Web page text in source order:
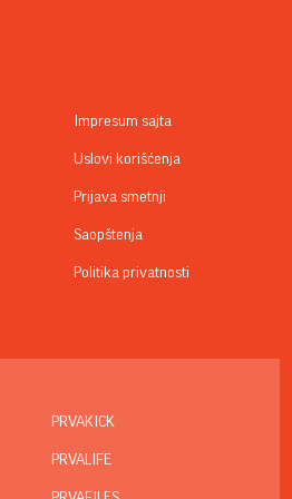
Impresum sajta
Uslovi korišćenja
Prijava smetnji
Saopštenja
Politika privatnosti
PRVAKICK
PRVALIFE